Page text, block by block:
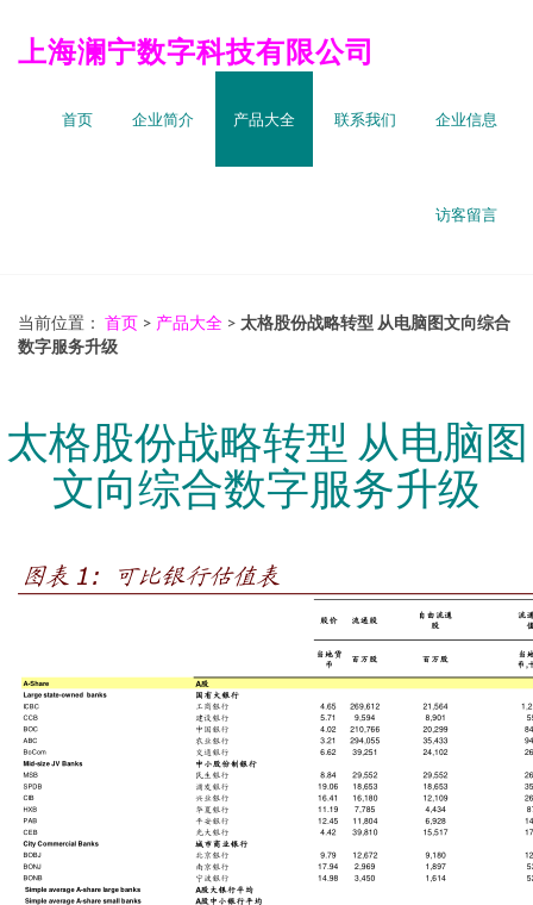
上海澜宁数字科技有限公司
首页 企业简介 产品大全 联系我们 企业信息
访客留言
当前位置： 首页 > 产品大全 > 太格股份战略转型 从电脑图文向综合
数字服务升级
太格股份战略转型 从电脑图
文向综合数字服务升级